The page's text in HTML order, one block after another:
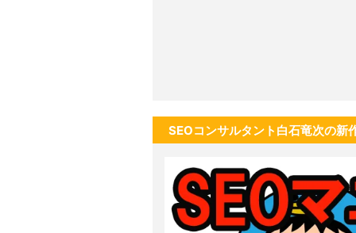
SEOコンサルタント白石竜次の新